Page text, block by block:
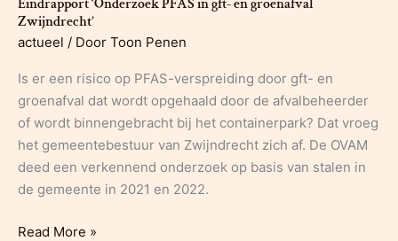
Zwijndrecht’
actueel / Door Toon Penen
Is er een risico op PFAS-verspreiding door gft- en
groenafval dat wordt opgehaald door de afvalbeheerder
of wordt binnengebracht bij het containerpark? Dat vroeg
het gemeentebestuur van Zwijndrecht zich af. De OVAM
deed een verkennend onderzoek op basis van stalen in
de gemeente in 2021 en 2022.
Eindrapport
Read More »